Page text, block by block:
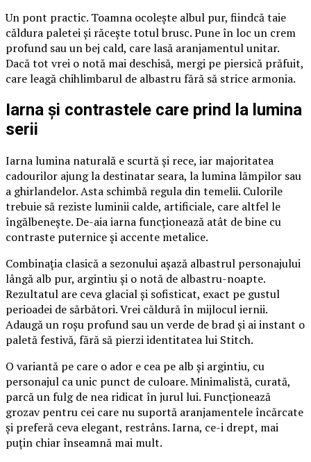
Un pont practic. Toamna ocolește albul pur, fiindcă taie
căldura paletei și răcește totul brusc. Pune în loc un crem
profund sau un bej cald, care lasă aranjamentul unitar.
Dacă tot vrei o notă mai deschisă, mergi pe piersică prăfuit,
care leagă chihlimbarul de albastru fără să strice armonia.
Iarna și contrastele care prind la lumina
serii
Iarna lumina naturală e scurtă și rece, iar majoritatea
cadourilor ajung la destinatar seara, la lumina lămpilor sau
a ghirlandelor. Asta schimbă regula din temelii. Culorile
trebuie să reziste luminii calde, artificiale, care altfel le
îngălbenește. De-aia iarna funcționează atât de bine cu
contraste puternice și accente metalice.
Combinația clasică a sezonului așază albastrul personajului
lângă alb pur, argintiu și o notă de albastru-noapte.
Rezultatul are ceva glacial și sofisticat, exact pe gustul
perioadei de sărbători. Vrei căldură în mijlocul iernii.
Adaugă un roșu profund sau un verde de brad și ai instant o
paletă festivă, fără să pierzi identitatea lui Stitch.
O variantă pe care o ador e cea pe alb și argintiu, cu
personajul ca unic punct de culoare. Minimalistă, curată,
parcă un fulg de nea ridicat în jurul lui. Funcționează
grozav pentru cei care nu suportă aranjamentele încărcate
și preferă ceva elegant, restrâns. Iarna, ce-i drept, mai
puțin chiar înseamnă mai mult.